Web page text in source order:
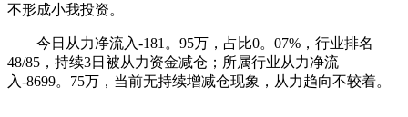
不形成小我投资。
今日从力净流入-181。95万，占比0。07%，行业排名
48/85，持续3日被从力资金减仓；所属行业从力净流
入-8699。75万，当前无持续增减仓现象，从力趋向不较着。